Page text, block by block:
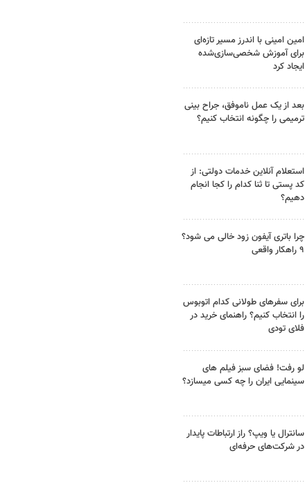
امین امینی با اندرز مسیر تازه‌ای
برای آموزش شخصی‌سازی‌شده
ایجاد کرد
بعد از یک عمل ناموفق، جراح بینی
ترمیمی را چگونه انتخاب کنیم؟
استعلام آنلاین خدمات دولتی: از
کد پستی تا ثنا کدام را کجا انجام
دهیم؟
چرا باتری آیفون زود خالی می شود؟
۹ راهکار واقعی
برای سفرهای طولانی کدام اتوبوس
را انتخاب کنیم؟ راهنمای خرید در
فلای تودی
لو رفت! فضای سبز فیلم های
سینمایی ایران را چه کسی میسازد؟
سانترال یا ویپ؟ راز ارتباطات پایدار
در شرکت‌های حرفه‌ای